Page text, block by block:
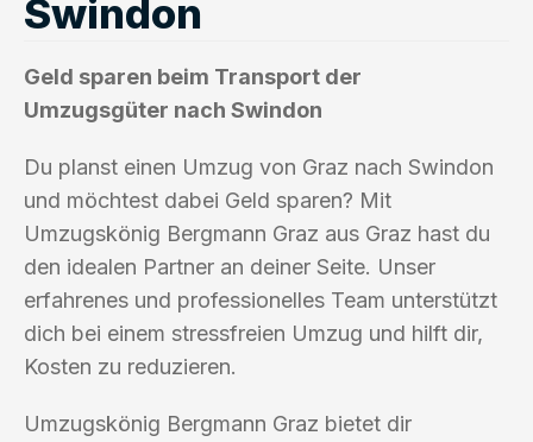
Swindon
Geld sparen beim Transport der
Umzugsgüter nach Swindon
Du planst einen Umzug von Graz nach Swindon
und möchtest dabei Geld sparen? Mit
Umzugskönig Bergmann Graz aus Graz hast du
den idealen Partner an deiner Seite. Unser
erfahrenes und professionelles Team unterstützt
dich bei einem stressfreien Umzug und hilft dir,
Kosten zu reduzieren.
Umzugskönig Bergmann Graz bietet dir